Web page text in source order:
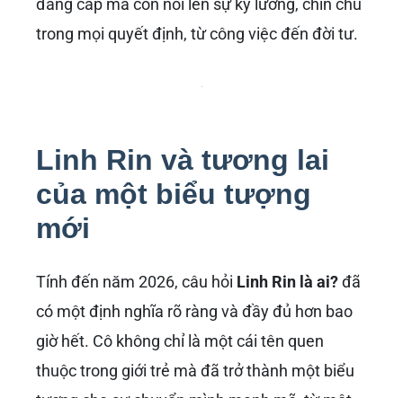
đẳng cấp mà còn nói lên sự kỹ lưỡng, chỉn chu
trong mọi quyết định, từ công việc đến đời tư.